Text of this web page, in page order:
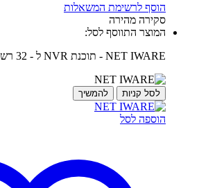
הוסף לרשימת המשאלות
סקירה מהירה
המוצר התווסף לסל:
NET IWARE - תוכנת NVR ל - 32 רשיונות - תוצרת סמסונג
לסל קניות להמשיך
הוספה לסל